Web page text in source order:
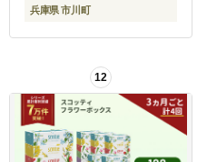
兵庫県 市川町
12